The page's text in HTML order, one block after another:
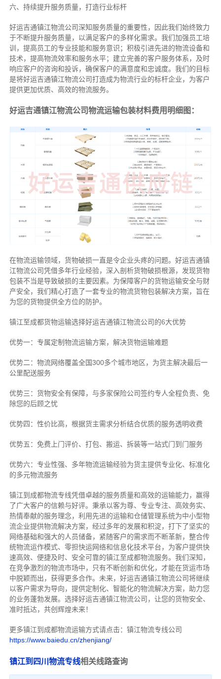
六、持续提升服务质量，打造行业标杆
好运吉通镇江物流公司深知服务质量的重要性，因此我们始终致力
于不断提升服务质量，以满足客户的多样化需求。我们加强员工培
训，提高员工的专业技能和服务意识；积极引进先进的物流设备和
技术，提高物流效率和服务水平；建立完善的客户服务体系，及时
响应客户的咨询和投诉，确保客户的满意度和忠诚度。我们的目标
是将好运吉通镇江物流公司打造成为物流行业的标杆企业，为客户
提供更加优质、高效的物流服务。
好运吉通镇江物流公司物流运输包装材料费用明细图：
在物流运输领域，货物破损一直是令企业头疼的问题。好运吉通镇
江物流公司凭借多年行业经验，深入剖析货物破损根源，发现货物
包装不当是导致破损的主要因素。为保障客户的货物运输安全与财
产安全，我们精心打造了一套专业的物流货物包装解决方案，旨在
为您的货物提供全方位的防护。
镇江至成都货物运输选择好运吉通镇江物流公司的6大优势
优势一：专属定制物流运输方案，解决货物运输难题
优势二：物流网络覆盖全国300多个城市地区，为货主解决最后一
公里配送服务
优势三：货物安全有保障，与多家保险公司签约专人全程负责、免
除您的后顾之忧
优势四：性价比高，根据货主需求分析结合优质的服务透明收费
优势五：免费上门评价、打包、搬运、拆装等一站式门到门服务
优势六：专业性强、多年物流运输经验为货主提供专业化、标准化
的多元物流服务
镇江到成都物流专线凭借卓越的服务质量和高效的运输能力，赢得
了广大客户的信赖与好评。 秉承以客为尊、专业专注、高效务实、
热情奉献的服务理念，利用先进的运输和仓储管理系统为中小型物
流企业提供物流解决方案，经过多年的发展和积淀，打下了坚实的
网络基础和强大的人员储备，紧随客户的需求而不断革新，整合传
统物流运作模式、零担快运网络和信息化技术平台，为客户提供快
速高效、便捷及时、安全可靠的镇江至成都物流服务。 我们深知，
在竞争激烈的物流市场中，只有不断创新和优化，才能在货运市场
中脱颖而出，获得更多合作。 未来，好运吉通镇江物流公司将继续
以客户需求为导向，提供定制化、智能化的物流解决方案，助力您
的业务蓬勃发展。选择好运吉通镇江物流公司，让您的货物安全、
准时抵达，共创辉煌未来！
更多镇江到成都物流运输方式请点击：镇江物流专线公司
https://www.baiedu.cn/zhenjiang/
镇江到四川物流专线相关线路查询